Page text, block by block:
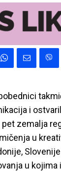
i
zemalja
u
u kojima